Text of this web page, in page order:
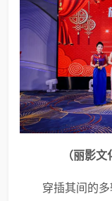
（丽影文
穿插其间的